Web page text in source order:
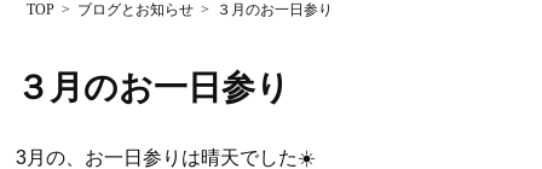
TOP ブログとお知らせ ３月のお一日参り
３月のお一日参り
3月の、お一日参りは晴天でした☀️